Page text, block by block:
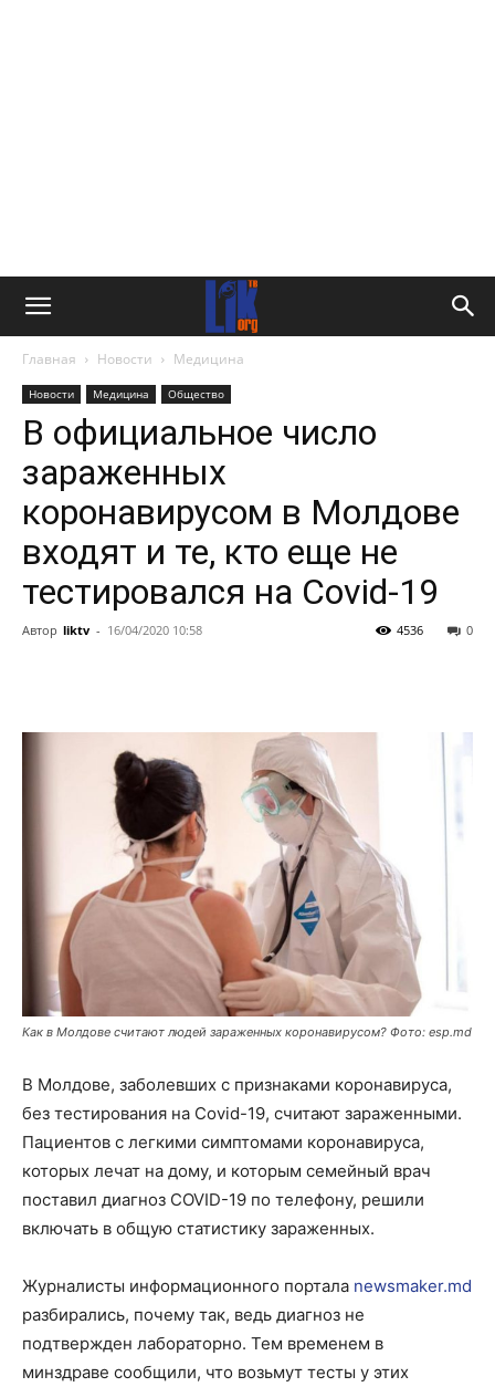
Главная Новости Медицина
Новости Медицина Общество
В официальное число
зараженных
коронавирусом в Молдове
входят и те, кто еще не
тестировался на Covid-19
Автор liktv - 16/04/2020 10:58 0
4536
Как в Молдове считают людей зараженных коронавирусом? Фото: esp.md
В Молдове, заболевших с признаками коронавируса,
без тестирования на Covid-19, считают зараженными.
Пациентов с легкими симптомами коронавируса,
которых лечат на дому, и которым семейный врач
поставил диагноз COVID-19 по телефону, решили
включать в общую статистику зараженных.
Журналисты информационного портала newsmaker.md
разбирались, почему так, ведь диагноз не
подтвержден лабораторно. Тем временем в
минздраве сообщили, что возьмут тесты у этих